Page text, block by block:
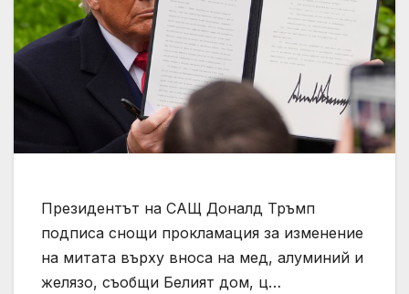
Президентът на САЩ Доналд Тръмп
подписа снощи прокламация за изменение
на митата върху вноса на мед, алуминий и
желязо, съобщи Белият дом, ц…